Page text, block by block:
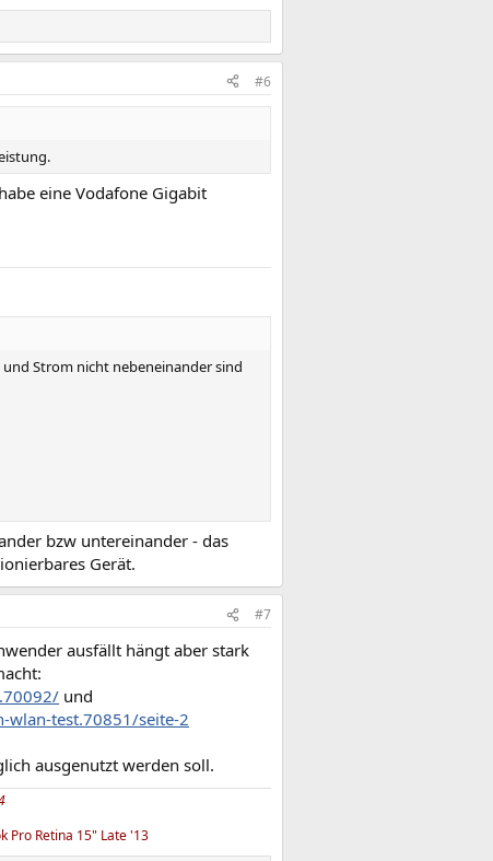
#6
eine Vodafone Gigabit
Strom nicht nebeneinander sind
bzw untereinander - das
Gerät.
#7
ausfällt hängt aber stark
und
test.70851/seite-2
ausgenutzt werden soll.
Pro Retina 15" Late '13